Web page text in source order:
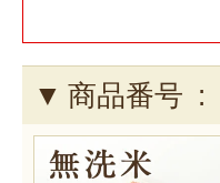
商品番号 :